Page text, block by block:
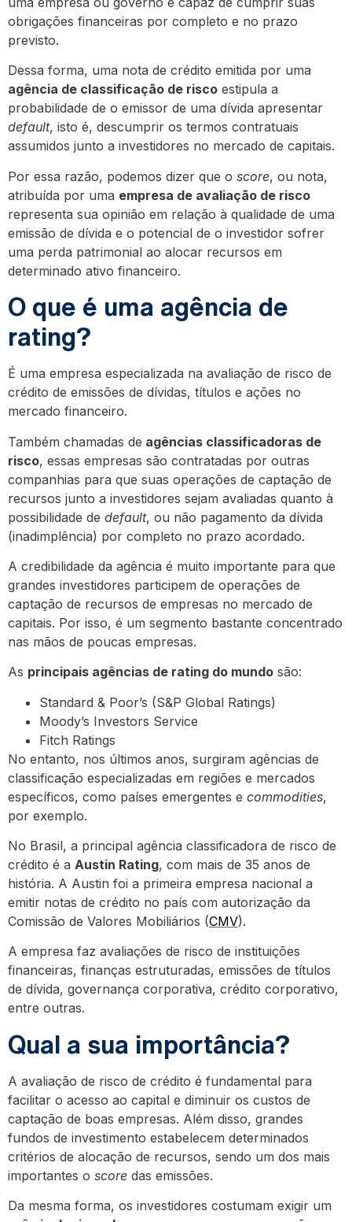
obrigações financeiras por completo e no prazo
previsto.
Dessa forma, uma nota de crédito emitida por uma
agência de classificação de risco estipula a
probabilidade de o emissor de uma dívida apresentar
default, isto é, descumprir os termos contratuais
assumidos junto a investidores no mercado de capitais.
Por essa razão, podemos dizer que o score, ou nota,
atribuída por uma empresa de avaliação de risco
representa sua opinião em relação à qualidade de uma
emissão de dívida e o potencial de o investidor sofrer
uma perda patrimonial ao alocar recursos em
determinado ativo financeiro.
O que é uma agência de
rating?
É uma empresa especializada na avaliação de risco de
crédito de emissões de dívidas, títulos e ações no
mercado financeiro.
Também chamadas de agências classificadoras de
risco, essas empresas são contratadas por outras
companhias para que suas operações de captação de
recursos junto a investidores sejam avaliadas quanto à
possibilidade de default, ou não pagamento da dívida
(inadimplência) por completo no prazo acordado.
A credibilidade da agência é muito importante para que
grandes investidores participem de operações de
captação de recursos de empresas no mercado de
capitais. Por isso, é um segmento bastante concentrado
nas mãos de poucas empresas.
As principais agências de rating do mundo são:
Standard & Poor’s (S&P Global Ratings)
Moody’s Investors Service
Fitch Ratings
No entanto, nos últimos anos, surgiram agências de
classificação especializadas em regiões e mercados
específicos, como países emergentes e commodities,
por exemplo.
No Brasil, a principal agência classificadora de risco de
crédito é a Austin Rating, com mais de 35 anos de
história. A Austin foi a primeira empresa nacional a
emitir notas de crédito no país com autorização da
Comissão de Valores Mobiliários (CMV).
A empresa faz avaliações de risco de instituições
financeiras, finanças estruturadas, emissões de títulos
de dívida, governança corporativa, crédito corporativo,
entre outras.
Qual a sua importância?
A avaliação de risco de crédito é fundamental para
facilitar o acesso ao capital e diminuir os custos de
captação de boas empresas. Além disso, grandes
fundos de investimento estabelecem determinados
critérios de alocação de recursos, sendo um dos mais
importantes o score das emissões.
Da mesma forma, os investidores costumam exigir um